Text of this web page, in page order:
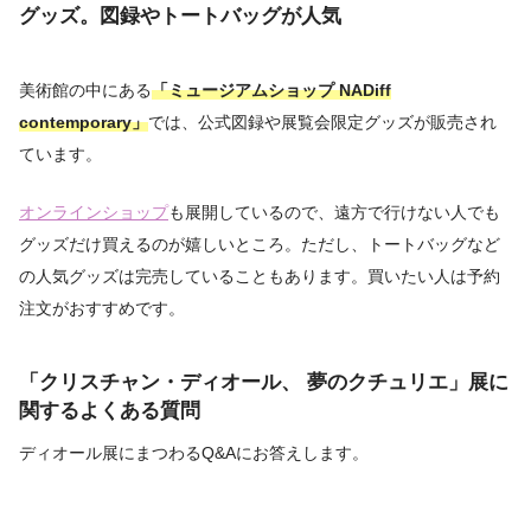
グッズ。図録やトートバッグが人気
美術館の中にある「ミュージアムショップ NADiff
contemporary」では、公式図録や展覧会限定グッズが販売され
ています。
オンラインショップも展開しているので、遠方で行けない人でも
グッズだけ買えるのが嬉しいところ。ただし、トートバッグなど
の人気グッズは完売していることもあります。買いたい人は予約
注文がおすすめです。
「クリスチャン・ディオール、 夢のクチュリエ」展に
関するよくある質問
ディオール展にまつわるQ&Aにお答えします。